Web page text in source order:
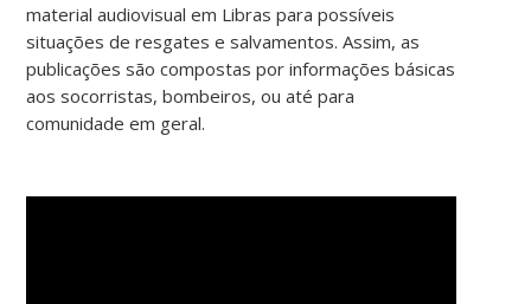
material audiovisual em Libras para possíveis
situações de resgates e salvamentos. Assim, as
publicações são compostas por informações básicas
aos socorristas, bombeiros, ou até para
comunidade em geral.